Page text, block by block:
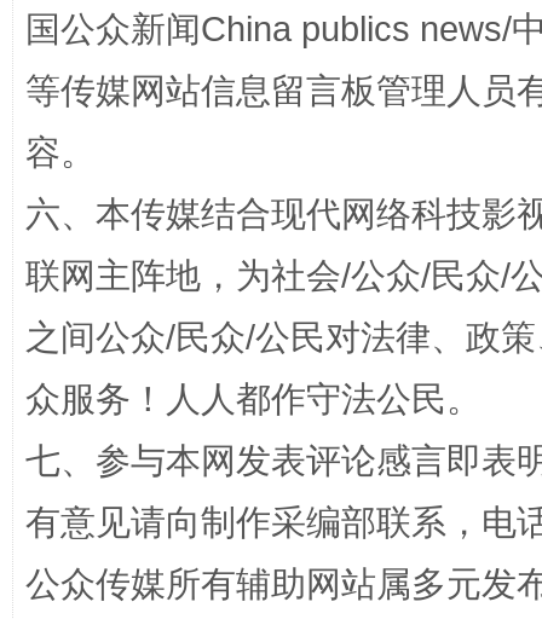
国公众新闻China publics news/
等传媒网站信息留言板管理人员
容。
六、本传媒结合现代网络科技影
联网主阵地，为社会/公众/民众/
之间公众/民众/公民对法律、政
众服务！人人都作守法公民。
七、参与本网发表评论感言即表
有意见请向制作采编部联系，电
公众传媒所有辅助网站属多元发